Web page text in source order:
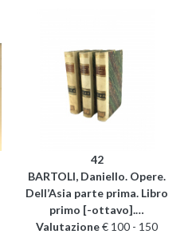
42
BARTOLI, Daniello. Opere.
Dell’Asia parte prima. Libro
primo [-ottavo].…
Valutazione€ 100 - 150